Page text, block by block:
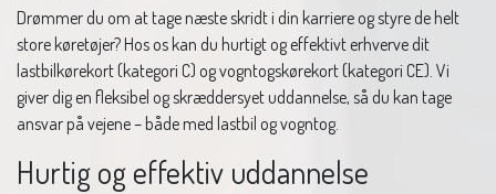
Drømmer du om at tage næste skridt i din karriere og styre de helt
store køretøjer? Hos os kan du hurtigt og effektivt erhverve dit
lastbilkørekort (kategori C) og vogntogskørekort (kategori CE). Vi
giver dig en fleksibel og skræddersyet uddannelse, så du kan tage
ansvar på vejene – både med lastbil og vogntog.
Hurtig og effektiv uddannelse